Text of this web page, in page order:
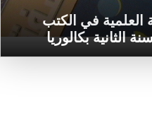
العلمية في الكتب
الثانية بكالوريا